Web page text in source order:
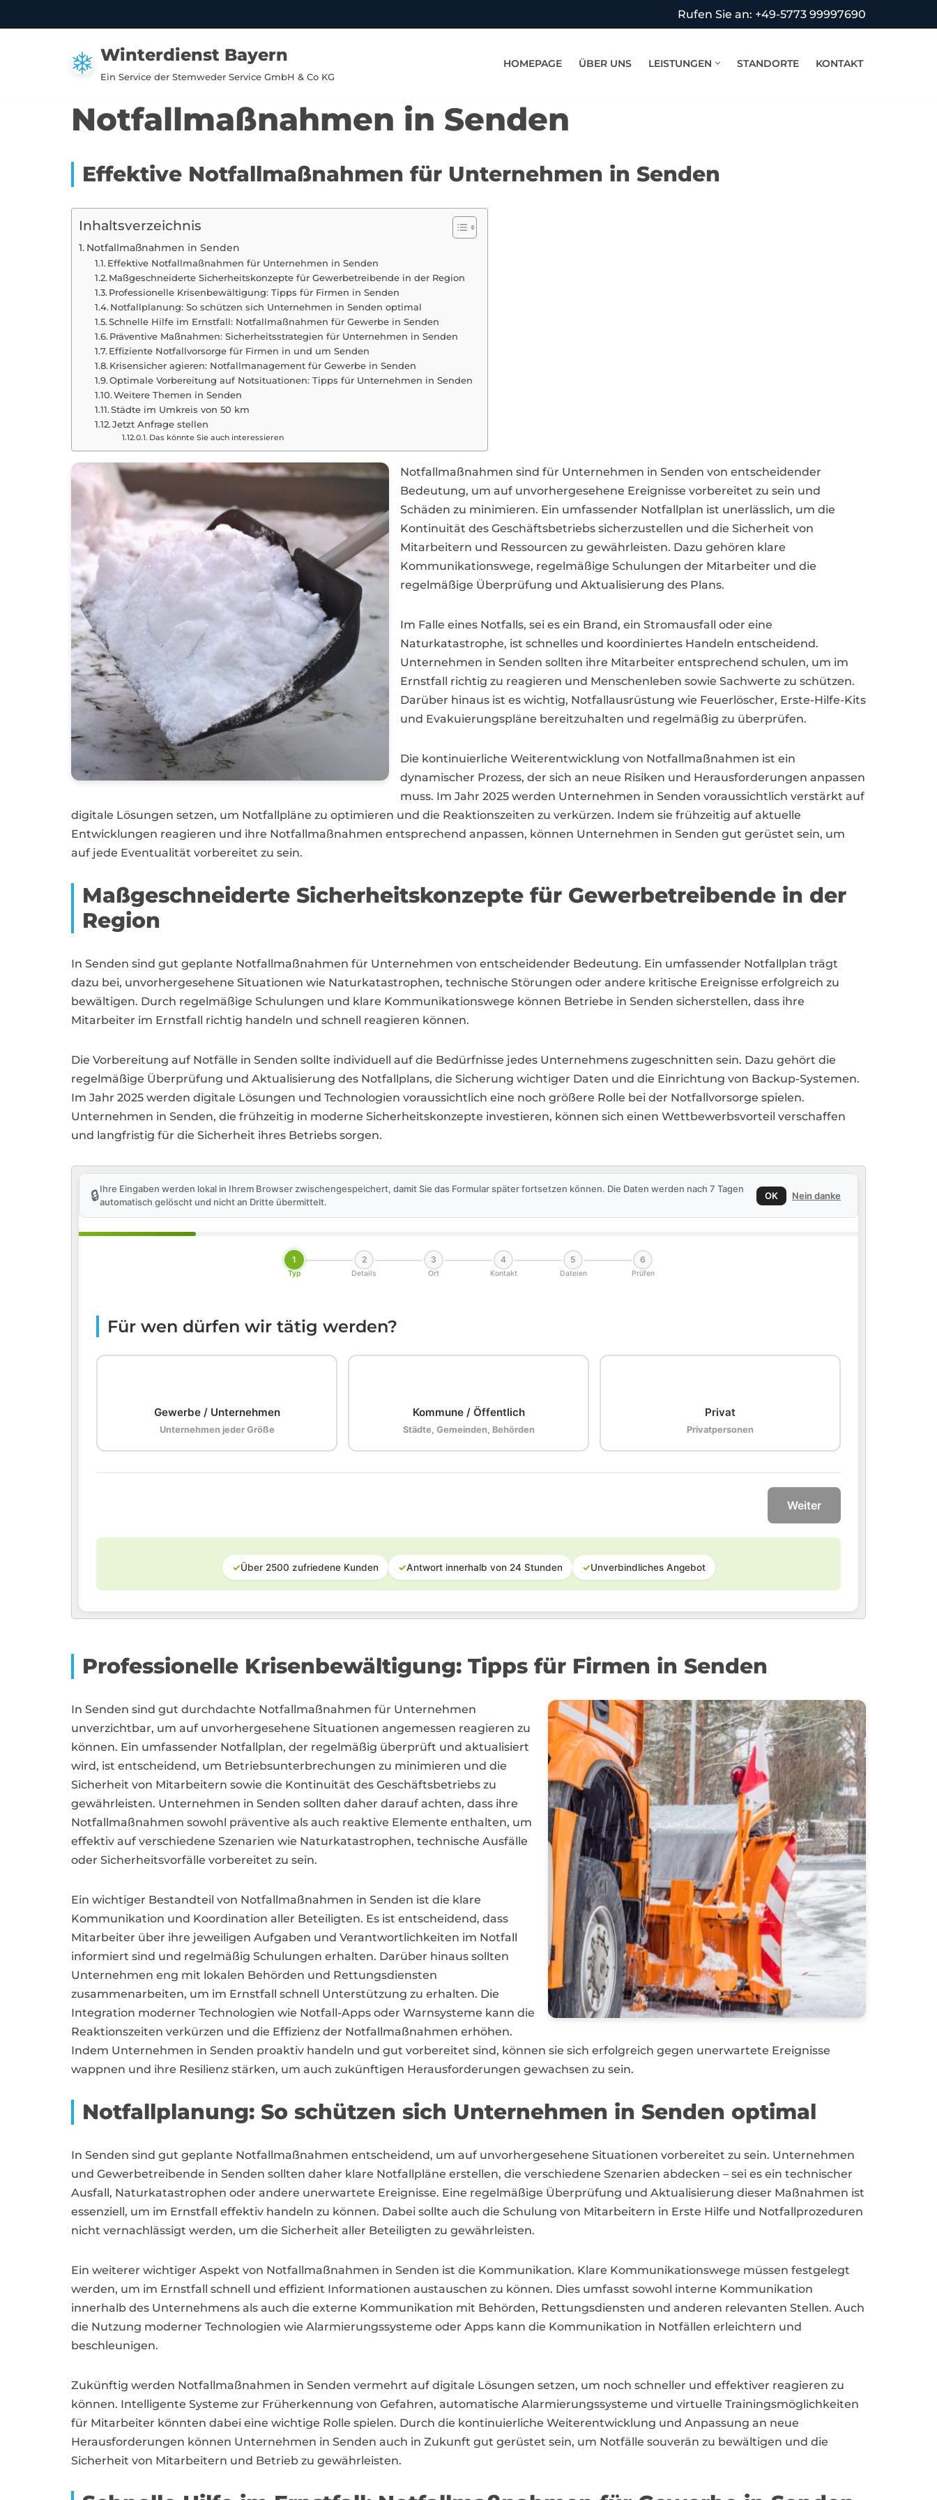
Rufen Sie an: +49-5773 99997690
Winterdienst Bayern
Ein Service der Stemweder Service GmbH & Co KG
HOMEPAGE ÜBER UNS LEISTUNGEN STANDORTE KONTAKT
Notfallmaßnahmen in Senden
Effektive Notfallmaßnahmen für Unternehmen in Senden
Inhaltsverzeichnis
Notfallmaßnahmen in Senden
Effektive Notfallmaßnahmen für Unternehmen in Senden
Maßgeschneiderte Sicherheitskonzepte für Gewerbetreibende in der Region
Professionelle Krisenbewältigung: Tipps für Firmen in Senden
Notfallplanung: So schützen sich Unternehmen in Senden optimal
Schnelle Hilfe im Ernstfall: Notfallmaßnahmen für Gewerbe in Senden
Präventive Maßnahmen: Sicherheitsstrategien für Unternehmen in Senden
Effiziente Notfallvorsorge für Firmen in und um Senden
Krisensicher agieren: Notfallmanagement für Gewerbe in Senden
Optimale Vorbereitung auf Notsituationen: Tipps für Unternehmen in Senden
Weitere Themen in Senden
Städte im Umkreis von 50 km
Jetzt Anfrage stellen
Das könnte Sie auch interessieren
Notfallmaßnahmen sind für Unternehmen in Senden von entscheidender
Bedeutung, um auf unvorhergesehene Ereignisse vorbereitet zu sein und
Schäden zu minimieren. Ein umfassender Notfallplan ist unerlässlich, um die
Kontinuität des Geschäftsbetriebs sicherzustellen und die Sicherheit von
Mitarbeitern und Ressourcen zu gewährleisten. Dazu gehören klare
Kommunikationswege, regelmäßige Schulungen der Mitarbeiter und die
regelmäßige Überprüfung und Aktualisierung des Plans.
Im Falle eines Notfalls, sei es ein Brand, ein Stromausfall oder eine
Naturkatastrophe, ist schnelles und koordiniertes Handeln entscheidend.
Unternehmen in Senden sollten ihre Mitarbeiter entsprechend schulen, um im
Ernstfall richtig zu reagieren und Menschenleben sowie Sachwerte zu schützen.
Darüber hinaus ist es wichtig, Notfallausrüstung wie Feuerlöscher, Erste-Hilfe-Kits
und Evakuierungspläne bereitzuhalten und regelmäßig zu überprüfen.
Die kontinuierliche Weiterentwicklung von Notfallmaßnahmen ist ein
dynamischer Prozess, der sich an neue Risiken und Herausforderungen anpassen
muss. Im Jahr 2025 werden Unternehmen in Senden voraussichtlich verstärkt auf
digitale Lösungen setzen, um Notfallpläne zu optimieren und die Reaktionszeiten zu verkürzen. Indem sie frühzeitig auf aktuelle
Entwicklungen reagieren und ihre Notfallmaßnahmen entsprechend anpassen, können Unternehmen in Senden gut gerüstet sein, um
auf jede Eventualität vorbereitet zu sein.
Maßgeschneiderte Sicherheitskonzepte für Gewerbetreibende in der
Region
In Senden sind gut geplante Notfallmaßnahmen für Unternehmen von entscheidender Bedeutung. Ein umfassender Notfallplan trägt
dazu bei, unvorhergesehene Situationen wie Naturkatastrophen, technische Störungen oder andere kritische Ereignisse erfolgreich zu
bewältigen. Durch regelmäßige Schulungen und klare Kommunikationswege können Betriebe in Senden sicherstellen, dass ihre
Mitarbeiter im Ernstfall richtig handeln und schnell reagieren können.
Die Vorbereitung auf Notfälle in Senden sollte individuell auf die Bedürfnisse jedes Unternehmens zugeschnitten sein. Dazu gehört die
regelmäßige Überprüfung und Aktualisierung des Notfallplans, die Sicherung wichtiger Daten und die Einrichtung von Backup-Systemen.
Im Jahr 2025 werden digitale Lösungen und Technologien voraussichtlich eine noch größere Rolle bei der Notfallvorsorge spielen.
Unternehmen in Senden, die frühzeitig in moderne Sicherheitskonzepte investieren, können sich einen Wettbewerbsvorteil verschaffen
und langfristig für die Sicherheit ihres Betriebs sorgen.
🔒Ihre Eingaben werden lokal in Ihrem Browser zwischengespeichert, damit Sie das Formular später fortsetzen können. Die Daten werden nach 7 Tagen
automatisch gelöscht und nicht an Dritte übermittelt.
OK Nein danke
1
Typ
2
Details
3
Ort
4
Kontakt
5
Dateien
6
Prüfen
Für wen dürfen wir tätig werden?
Gewerbe / Unternehmen
Unternehmen jeder Größe
Kommune / Öffentlich
Städte, Gemeinden, Behörden
Privat
Privatpersonen
Weiter
✓Über 2500 zufriedene Kunden ✓Antwort innerhalb von 24 Stunden ✓Unverbindliches Angebot
Professionelle Krisenbewältigung: Tipps für Firmen in Senden
In Senden sind gut durchdachte Notfallmaßnahmen für Unternehmen
unverzichtbar, um auf unvorhergesehene Situationen angemessen reagieren zu
können. Ein umfassender Notfallplan, der regelmäßig überprüft und aktualisiert
wird, ist entscheidend, um Betriebsunterbrechungen zu minimieren und die
Sicherheit von Mitarbeitern sowie die Kontinuität des Geschäftsbetriebs zu
gewährleisten. Unternehmen in Senden sollten daher darauf achten, dass ihre
Notfallmaßnahmen sowohl präventive als auch reaktive Elemente enthalten, um
effektiv auf verschiedene Szenarien wie Naturkatastrophen, technische Ausfälle
oder Sicherheitsvorfälle vorbereitet zu sein.
Ein wichtiger Bestandteil von Notfallmaßnahmen in Senden ist die klare
Kommunikation und Koordination aller Beteiligten. Es ist entscheidend, dass
Mitarbeiter über ihre jeweiligen Aufgaben und Verantwortlichkeiten im Notfall
informiert sind und regelmäßig Schulungen erhalten. Darüber hinaus sollten
Unternehmen eng mit lokalen Behörden und Rettungsdiensten
zusammenarbeiten, um im Ernstfall schnell Unterstützung zu erhalten. Die
Integration moderner Technologien wie Notfall-Apps oder Warnsysteme kann die
Reaktionszeiten verkürzen und die Effizienz der Notfallmaßnahmen erhöhen.
Indem Unternehmen in Senden proaktiv handeln und gut vorbereitet sind, können sie sich erfolgreich gegen unerwartete Ereignisse
wappnen und ihre Resilienz stärken, um auch zukünftigen Herausforderungen gewachsen zu sein.
Notfallplanung: So schützen sich Unternehmen in Senden optimal
In Senden sind gut geplante Notfallmaßnahmen entscheidend, um auf unvorhergesehene Situationen vorbereitet zu sein. Unternehmen
und Gewerbetreibende in Senden sollten daher klare Notfallpläne erstellen, die verschiedene Szenarien abdecken – sei es ein technischer
Ausfall, Naturkatastrophen oder andere unerwartete Ereignisse. Eine regelmäßige Überprüfung und Aktualisierung dieser Maßnahmen ist
essenziell, um im Ernstfall effektiv handeln zu können. Dabei sollte auch die Schulung von Mitarbeitern in Erste Hilfe und Notfallprozeduren
nicht vernachlässigt werden, um die Sicherheit aller Beteiligten zu gewährleisten.
Ein weiterer wichtiger Aspekt von Notfallmaßnahmen in Senden ist die Kommunikation. Klare Kommunikationswege müssen festgelegt
werden, um im Ernstfall schnell und effizient Informationen austauschen zu können. Dies umfasst sowohl interne Kommunikation
innerhalb des Unternehmens als auch die externe Kommunikation mit Behörden, Rettungsdiensten und anderen relevanten Stellen. Auch
die Nutzung moderner Technologien wie Alarmierungssysteme oder Apps kann die Kommunikation in Notfällen erleichtern und
beschleunigen.
Zukünftig werden Notfallmaßnahmen in Senden vermehrt auf digitale Lösungen setzen, um noch schneller und effektiver reagieren zu
können. Intelligente Systeme zur Früherkennung von Gefahren, automatische Alarmierungssysteme und virtuelle Trainingsmöglichkeiten
für Mitarbeiter könnten dabei eine wichtige Rolle spielen. Durch die kontinuierliche Weiterentwicklung und Anpassung an neue
Herausforderungen können Unternehmen in Senden auch in Zukunft gut gerüstet sein, um Notfälle souverän zu bewältigen und die
Sicherheit von Mitarbeitern und Betrieb zu gewährleisten.